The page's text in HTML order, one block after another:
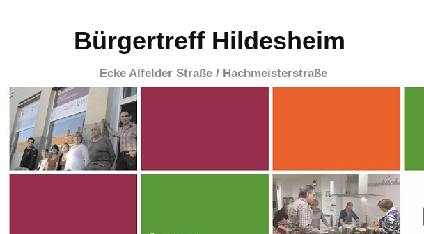
Bürgertreff Hildesheim
Ecke Alfelder Straße / Hachmeisterstraße